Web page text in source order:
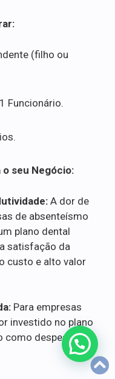
(filho ou
Funcionário.
seu Negócio:
A dor de
de absenteísmo
plano dental
satisfação da
custo e alto valor
Para empresas
investido no plano
como despesa